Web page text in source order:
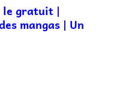
le gratuit |
mangas | Un